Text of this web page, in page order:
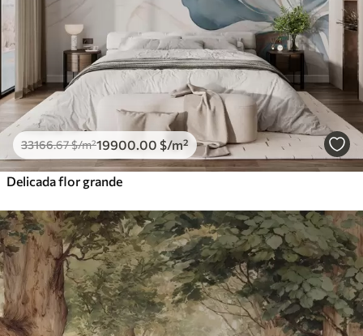
33166.67$/m²19900 .00 $/m²
Delicada flor grande